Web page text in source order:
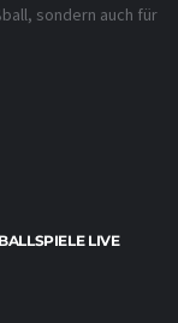
sondern auch für
LIVE Ü